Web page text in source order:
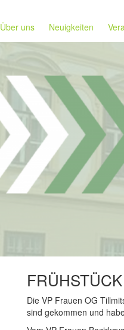
Über uns Neuigkeiten
Die VP Frauen OG
sind gekommen und